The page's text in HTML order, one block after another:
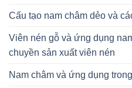
Cấu tạo nam châm dẻo và
Viên nén gỗ và ứng dụng
chuyền sản xuất viên nén
Nam châm và ứng dụng